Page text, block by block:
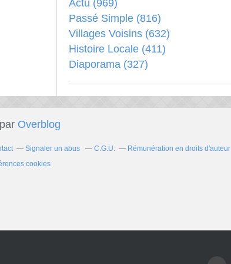
Actu (969)
Passé Simple (816)
Villages Voisins (632)
Histoire Locale (411)
Diaporama (327)
Overblog
Signaler un abus C.G.U. Rémunération en droits d'auteur
cookies